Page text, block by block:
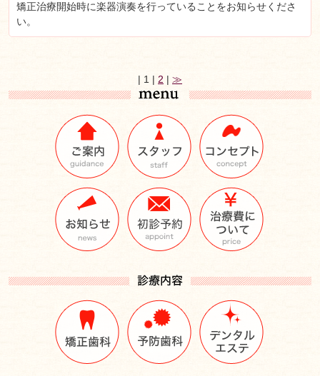
矯正治療開始時に楽器演奏を行っていることをお知らせくださ
い。
| 1 | 2 | ≫